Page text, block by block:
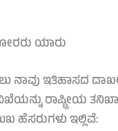
ಯಾರು
ನಾವು ಇತಿಹಾಸದ
ರಾಷ್ಟ್ರೀಯ ತನಿಖಾ
ಹೆಸರುಗಳು ಇಲ್ಲಿವೆ: